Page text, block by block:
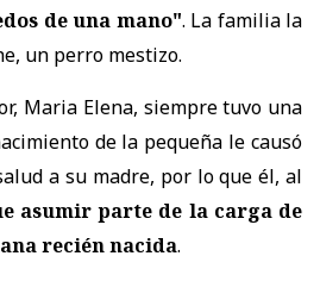
de una mano". La familia la
un perro mestizo.
Maria Elena, siempre tuvo una
de la pequeña le causó
a su madre, por lo que él, al
asumir parte de la carga de
recién nacida.